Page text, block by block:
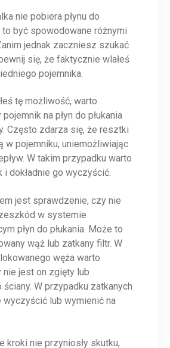
nie pobiera płynu do
to być spowodowane różnymi
jednak zaczniesz szukać
się, że faktycznie wlałeś
pojemnika.
tę możliwość, warto
na płyn do płukania
Często zdarza się, że resztki
w pojemniku, uniemożliwiając
W takim przypadku warto
i dokładnie go wyczyścić.
jest sprawdzenie, czy nie
w systemie
płyn do płukania. Może to
wąż lub zatkany filtr. W
węża warto
jest on zgięty lub
W przypadku zatkanych
wyczyścić lub wymienić na
kroki nie przyniosły skutku,